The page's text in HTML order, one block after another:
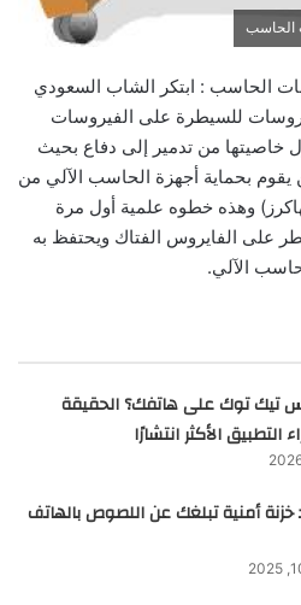
الحاسب
الحاسب : ابتكر الشاب السعودي
للسيطرة على الفيروسات
خاصيتها من تدمير إلى دفاع بحيث
بحماية أجهزة الحاسب الآلي من
وهذه خطوه علمية أول مرة
على الفايروس الفتاك ويحتفظ به
الآلي.
تيك توك على هاتفك؟ الحقيقة
التطبيق الأكثر انتشارًا
خزنة أمنية تبلغك عن اللصوص بالهاتف